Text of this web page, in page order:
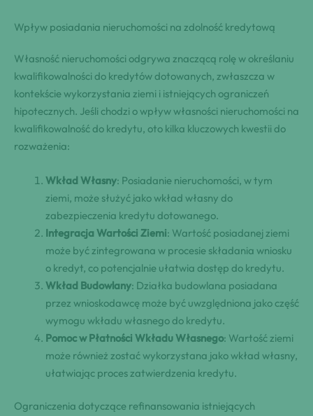
Wpływ posiadania nieruchomości na zdolność kredytową
Własność nieruchomości odgrywa znaczącą rolę w określaniu
kwalifikowalności do kredytów dotowanych, zwłaszcza w
kontekście wykorzystania ziemi i istniejących ograniczeń
hipotecznych. Jeśli chodzi o wpływ własności nieruchomości na
kwalifikowalność do kredytu, oto kilka kluczowych kwestii do
rozważenia:
Wkład Własny: Posiadanie nieruchomości, w tym
ziemi, może służyć jako wkład własny do
zabezpieczenia kredytu dotowanego.
Integracja Wartości Ziemi: Wartość posiadanej ziemi
może być zintegrowana w procesie składania wniosku
o kredyt, co potencjalnie ułatwia dostęp do kredytu.
Wkład Budowlany: Działka budowlana posiadana
przez wnioskodawcę może być uwzględniona jako część
wymogu wkładu własnego do kredytu.
Pomoc w Płatności Wkładu Własnego: Wartość ziemi
może również zostać wykorzystana jako wkład własny,
ułatwiając proces zatwierdzenia kredytu.
Ograniczenia dotyczące refinansowania istniejących